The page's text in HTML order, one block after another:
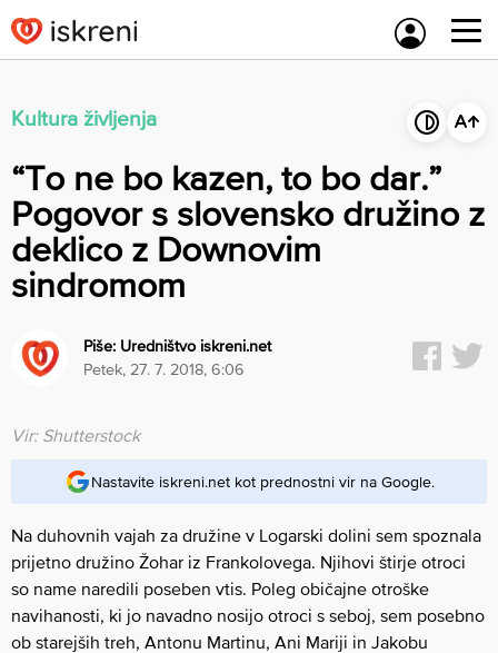
to
content
Kultura življenja
“To ne bo kazen, to bo dar.”
Pogovor s slovensko družino z
deklico z Downovim
sindromom
Piše: Uredništvo iskreni.net
petek, 27. 7. 2018, 6:06
Vir: Shutterstock
Nastavite iskreni.net kot prednostni vir na Google.
Na duhovnih vajah za družine v Logarski dolini sem spoznala
prijetno družino Žohar iz Frankolovega. Njihovi štirje otroci
so name naredili poseben vtis. Poleg običajne otroške
navihanosti, ki jo navadno nosijo otroci s seboj, sem posebno
ob starejših treh, Antonu Martinu, Ani Mariji in Jakobu ​